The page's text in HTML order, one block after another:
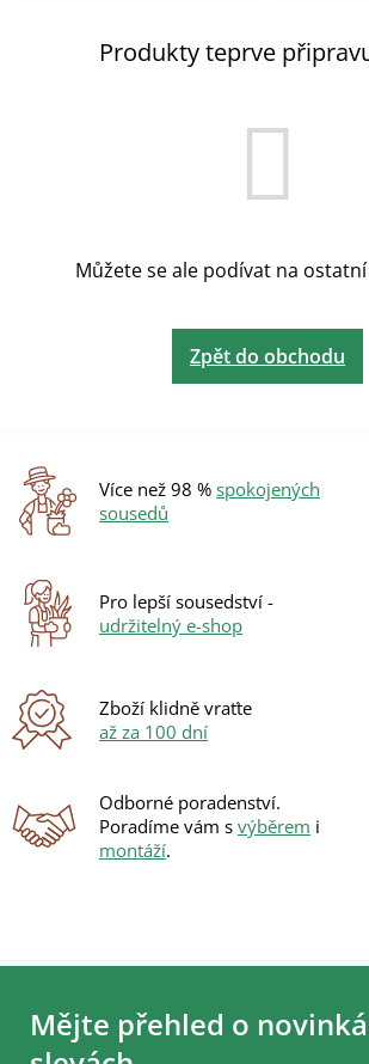
Produkty teprve
Můžete se ale podívat na
Zpět do obchodu
Více než 98 % spokojených
sousedů
Pro lepší sousedství -
udržitelný e-shop
Zboží klidně vraťte
až za 100 dní
Odborné poradenství.
Poradíme vám s výběrem i
montáží.
Z
Mějte přehled o